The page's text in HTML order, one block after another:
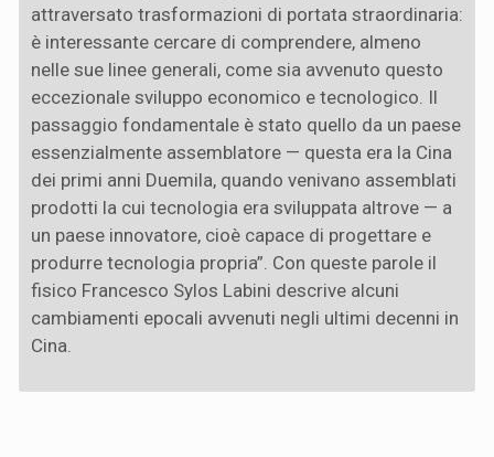
attraversato trasformazioni di portata straordinaria:
è interessante cercare di comprendere, almeno
nelle sue linee generali, come sia avvenuto questo
eccezionale sviluppo economico e tecnologico. Il
passaggio fondamentale è stato quello da un paese
essenzialmente assemblatore — questa era la Cina
dei primi anni Duemila, quando venivano assemblati
prodotti la cui tecnologia era sviluppata altrove — a
un paese innovatore, cioè capace di progettare e
produrre tecnologia propria”. Con queste parole il
fisico Francesco Sylos Labini descrive alcuni
cambiamenti epocali avvenuti negli ultimi decenni in
Cina.